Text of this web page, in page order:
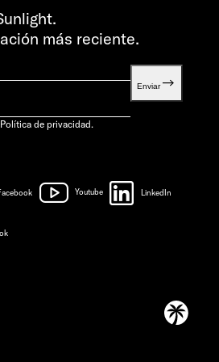
más reciente.
Enviar
Política de privacidad.
Youtube LinkedIn